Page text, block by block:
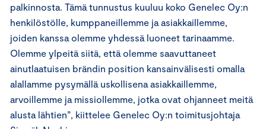
palkinnosta. Tämä tunnustus kuuluu koko Genelec Oy:n
henkilöstölle, kumppaneillemme ja asiakkaillemme,
joiden kanssa olemme yhdessä luoneet tarinaamme.
Olemme ylpeitä siitä, että olemme saavuttaneet
ainutlaatuisen brändin position kansainvälisesti omalla
alallamme pysymällä uskollisena asiakkaillemme,
arvoillemme ja missiollemme, jotka ovat ohjanneet meitä
alusta lähtien”, kiittelee Genelec Oy:n toimitusjohtaja